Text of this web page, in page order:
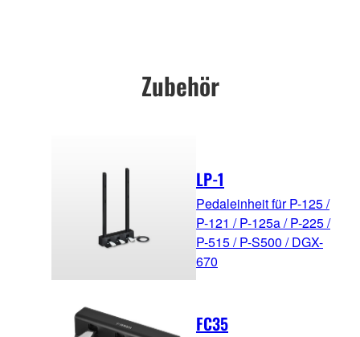
Zubehör
LP-1
Pedaleinheit für P-125 /
P-121 / P-125a / P-225 /
P-515 / P-S500 / DGX-
670
FC35